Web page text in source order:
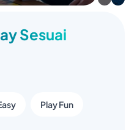
Sesuai
Play Fun